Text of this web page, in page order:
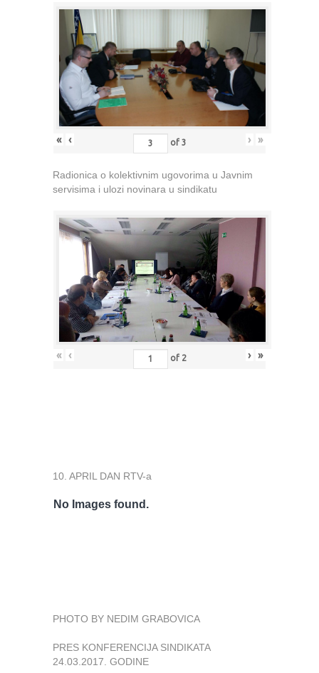
« ‹ of 3 › »
Radionica o kolektivnim ugovorima u Javnim
servisima i ulozi novinara u sindikatu
« ‹ of 2 › »
10. APRIL DAN RTV-a
No Images found.
PHOTO BY NEDIM GRABOVICA
PRES KONFERENCIJA SINDIKATA
24.03.2017. GODINE